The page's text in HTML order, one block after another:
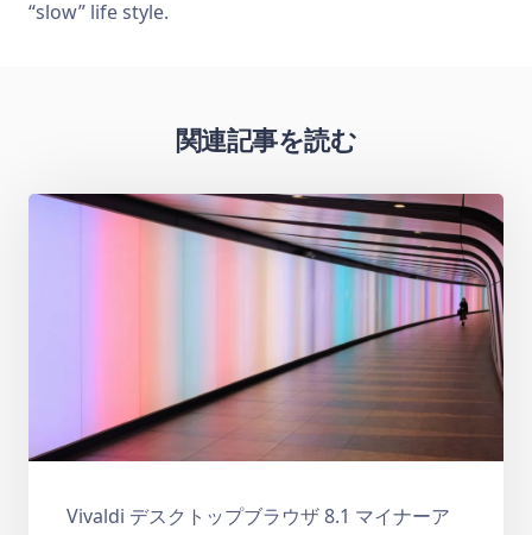
“slow” life style.
関連記事を読む
Vivaldi デスクトップブラウザ 8.1 マイナーア